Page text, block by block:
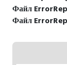
Файл
Файл